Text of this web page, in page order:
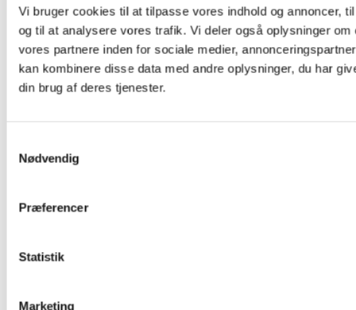
Vi bruger cookies til at tilpasse vores indhold og annoncer,
og til at analysere vores trafik. Vi deler også oplysninger
vores partnere inden for sociale medier,
kan kombinere disse data med andre oplysninger, du har
din brug af deres tjenester.
Nødvendig
Præferencer
Statistik
Marketing
13.
september
15. s. e. trin Folkekirkens
20.
september
16. s. e. trin
Periode 8: Trinitatis III
4. oktober